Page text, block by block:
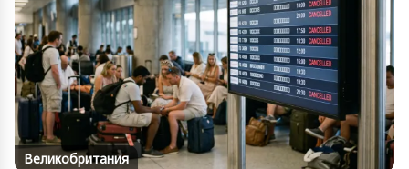
Великобритания